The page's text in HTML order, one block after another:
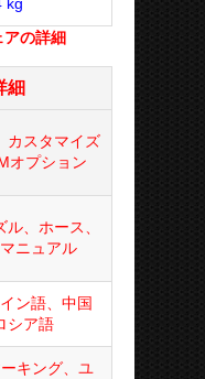
kg
アの詳細
細
カスタマイズ
オプション
、ホース、
ニュアル
ン語、中国
シア語
キング、ユ